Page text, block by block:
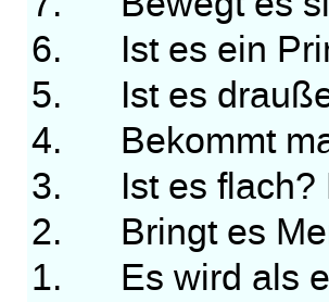
6. Ist es ein
5. Ist es
4. Bekommt
3. Ist es flach?
2. Bringt es
1. Es wird als